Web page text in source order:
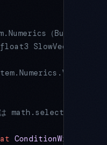
（Burst で遅
math.select で
ConditionWithSelect